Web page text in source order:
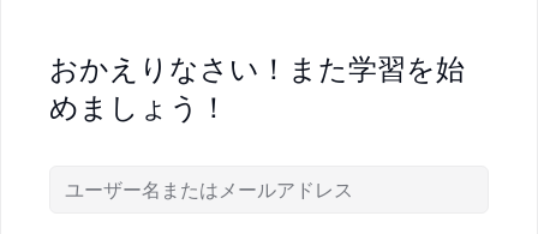
おかえりなさい！また学習を始
めましょう！